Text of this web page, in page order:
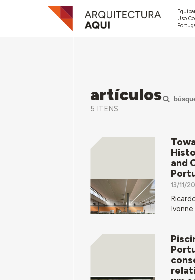
Uso
artículos
5 ITENS
and
13/11/